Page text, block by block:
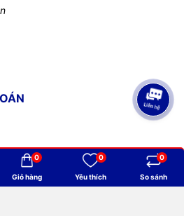
vềBilliards Thanh Minh
Giỏ hàng
0
Yêu thích
0
So sánh
0